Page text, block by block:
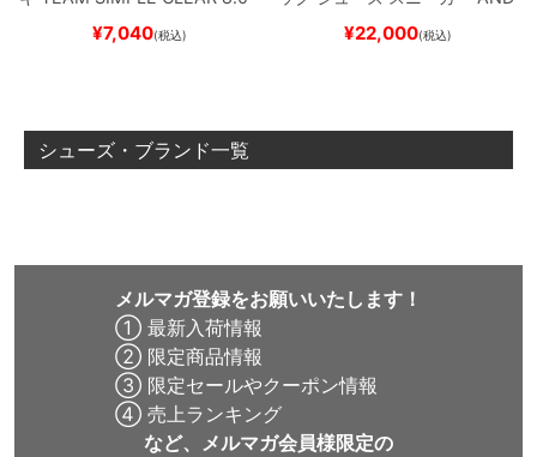
ブランク（DSM）
ード スケボー
¥7,040(税込)
REW REYNOLDS 933
BROWN/BLACKスケート
¥22,000(税込)
シューズ・ブランド一覧
メルマガ登録をお願いいたします！
① 最新入荷情報
② 限定商品情報
③ 限定セールやクーポン情報
④ 売上ランキング
など、メルマガ会員様限定の